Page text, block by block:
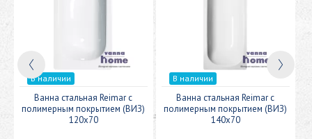
В наличии
Ванна стальная Reimar с
полимерным покрытием (ВИЗ)
120x70
В наличии
Ванна стальная Reimar с
полимерным покрытием (ВИЗ)
140x70